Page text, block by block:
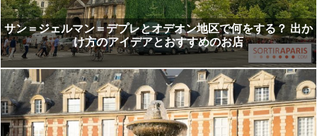
サン＝ジェルマン＝デプレとオデオン地区で何をする？ 出か
け方のアイデアとおすすめのお店